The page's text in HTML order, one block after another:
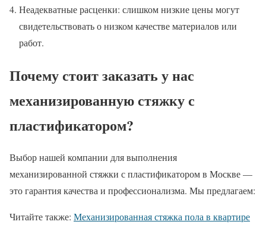
Неадекватные расценки: слишком низкие цены могут
свидетельствовать о низком качестве материалов или
работ.
Почему стоит заказать у нас
механизированную стяжку с
пластификатором?
Выбор нашей компании для выполнения
механизированной стяжки с пластификатором в Москве —
это гарантия качества и профессионализма. Мы предлагаем:
Читайте также: Механизированная стяжка пола в квартире